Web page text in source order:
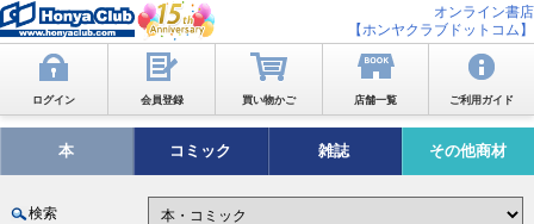
オンライン書店
【ホンヤクラブドットコム】
ログイン 会員登録 買い物かご 店舗一覧 ご利用ガイド
本 コミック 雑誌 その他商材
検索